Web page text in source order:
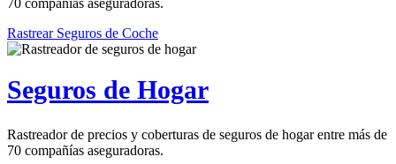
Rastrear Seguros de Coche
Seguros de Hogar
Rastreador de precios y coberturas de seguros de hogar entre más de
70 compañías aseguradoras.